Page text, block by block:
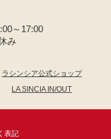
～17:00
み
ラシンシア公式ショップ
LA SINCIA IN/OUT
表記